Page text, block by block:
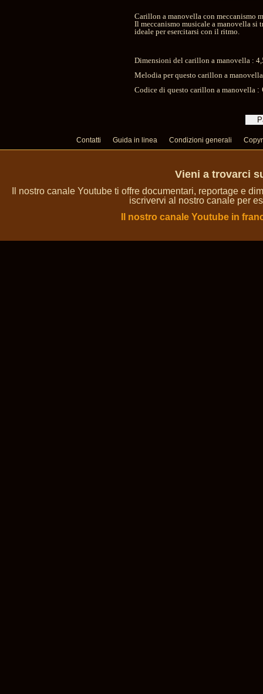
Carillon a manovella con meccanismo
Il meccanismo musicale a manovella si
ideale per esercitarsi con il ritmo.
Dimensioni del carillon a manovella :
Melodia per questo carillon a
Codice di questo carillon a manovella :
Contatti Guida in linea Condizioni generali
Vieni a trovarci
Il nostro canale Youtube ti offre documentari, reportage e
iscrivervi al nostro canale per
Il nostro canale Youtube in